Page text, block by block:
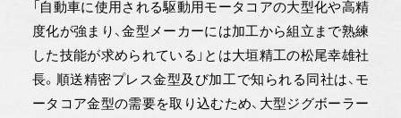
「自動車に使用される駆動用モータコアの大型化や高精
度化が強まり、金型メーカーには加工から組立まで熟練
した技能が求められている」とは大垣精工の松尾幸雄社
長。順送精密プレス金型及び加工で知られる同社は、モ
ータコア金型の需要を取り込むため、大型ジグボーラー